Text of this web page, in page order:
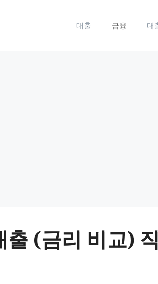
대출 금융 대
(금리 비교)